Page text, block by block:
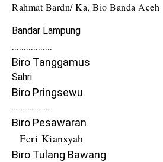
Rahmat Bardn/ Ka, Bio Banda Aceh
Bandar Lampung
.................
Biro Tanggamus
Sahri
Biro Pringsewu
.......................
Biro Pesawaran
Feri Kiansyah
Biro Tulang Bawang